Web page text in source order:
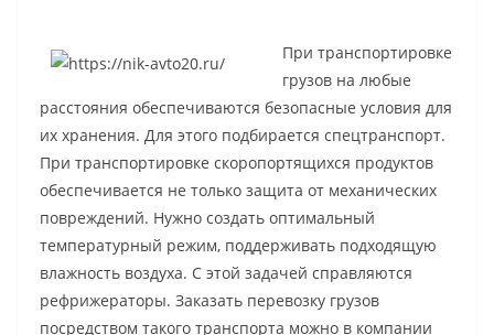
При транспортировке
грузов на любые
расстояния обеспечиваются безопасные условия для
их хранения. Для этого подбирается спецтранспорт.
При транспортировке скоропортящихся продуктов
обеспечивается не только защита от механических
повреждений. Нужно создать оптимальный
температурный режим, поддерживать подходящую
влажность воздуха. С этой задачей справляются
рефрижераторы. Заказать перевозку грузов
посредством такого транспорта можно в компании